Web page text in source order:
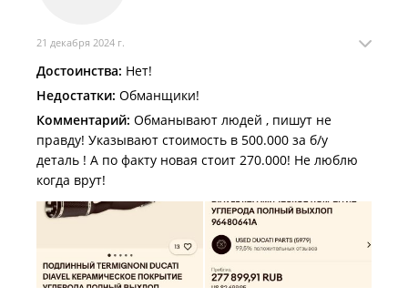
21 декабря 2024 г.
Достоинства: Нет!
Недостатки: Обманщики!
Комментарий: Обманывают людей , пишут не
правду! Указывают стоимость в 500.000 за б/у
деталь ! А по факту новая стоит 270.000! Не люблю
когда врут!